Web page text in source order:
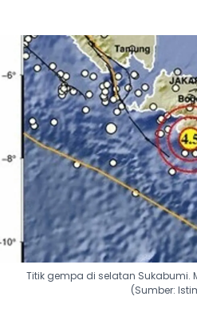
Titik gempa di selatan Sukabumi.
(Sumber: